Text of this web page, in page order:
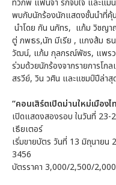
พบกับนักร้องนักแสดงชั้นนำที่คุ้
นำโดย กัน นภัทร, แก้ม วิชญ
ตู่ ภพธร,นัท มีเรีย , แกงส้ม ธ
วัฒน์, แก้ม กุลกรณ์พัชร, แพร
ร่วมด้วยนักร้องจากรายการโก
สรวีย์, วิน วศิน และแชมป์ปีล่าสุ
“คอนเสิร์ตเปิดม่านใหม่เมือง
เปิดแสดงสองรอบ ในวันที่
เธียเตอร์
เริ่มขายบัตร วันที่ 13 มิถุนายน
3456
บัตรราคา 3,000/2,500/